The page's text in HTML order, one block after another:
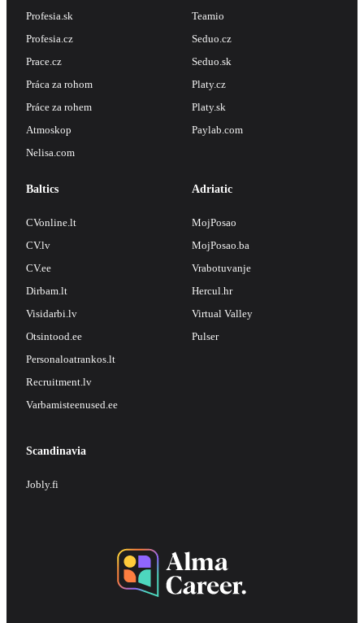
Profesia.sk
Profesia.cz
Prace.cz
Práca za rohom
Práce za rohem
Atmoskop
Nelisa.com
Teamio
Seduo.cz
Seduo.sk
Platy.cz
Platy.sk
Paylab.com
Baltics
CVonline.lt
CV.lv
CV.ee
Dirbam.lt
Visidarbi.lv
Otsintood.ee
Personaloatrankos.lt
Recruitment.lv
Varbamisteenused.ee
Adriatic
MojPosao
MojPosao.ba
Vrabotuvanje
Hercul.hr
Virtual Valley
Pulser
Scandinavia
Jobly.fi